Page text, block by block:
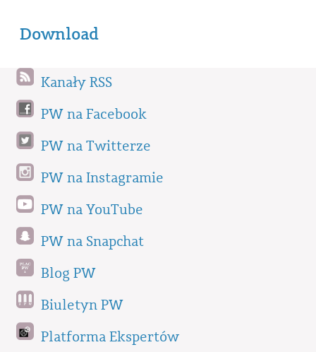
Download
Kanały RSS
PW na Facebook
PW na Twitterze
PW na Instagramie
PW na YouTube
PW na Snapchat
Blog PW
Biuletyn PW
Platforma Ekspertów